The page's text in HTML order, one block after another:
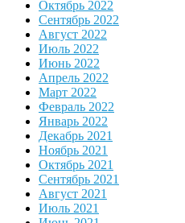
Октябрь 2022
Сентябрь 2022
Август 2022
Июль 2022
Июнь 2022
Апрель 2022
Март 2022
Февраль 2022
Январь 2022
Декабрь 2021
Ноябрь 2021
Октябрь 2021
Сентябрь 2021
Август 2021
Июль 2021